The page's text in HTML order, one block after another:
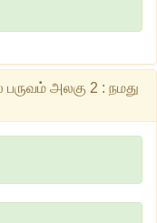
பருவம் அலகு 2 : நமது